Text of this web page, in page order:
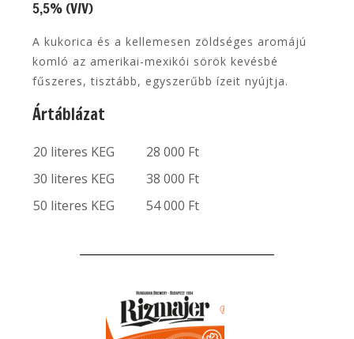
5,5% (V/V)
A kukorica és a kellemesen zöldséges aromájú
komló az amerikai-mexikói sörök kevésbé
fűszeres, tisztább, egyszerűbb ízeit nyújtja.
Ártáblázat
20 literes KEG
28 000 Ft
30 literes KEG
38 000 Ft
50 literes KEG
54 000 Ft